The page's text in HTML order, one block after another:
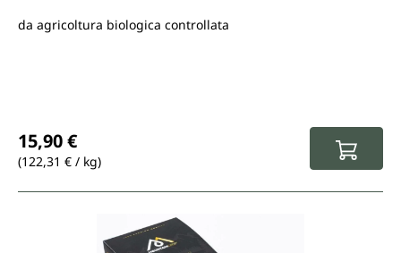
da agricoltura biologica controllata
15,90 €
(122,31 € / kg)